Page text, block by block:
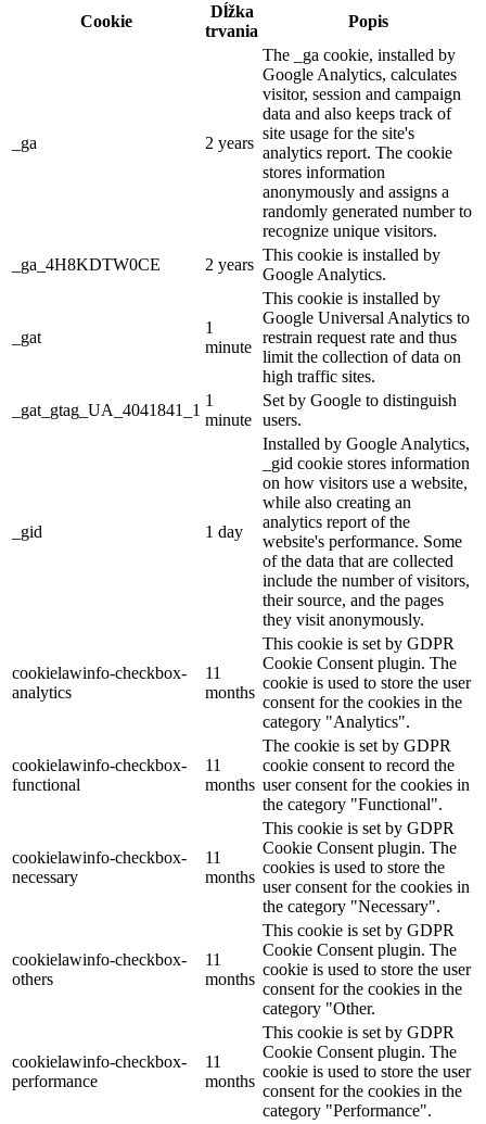
Cookie
Dĺžka
trvania
Popis
_ga 2 years
The _ga cookie, installed by
Google Analytics, calculates
visitor, session and campaign
data and also keeps track of
site usage for the site's
analytics report. The cookie
stores information
anonymously and assigns a
randomly generated number to
recognize unique visitors.
_ga_4H8KDTW0CE
2 years
This cookie is installed by
Google Analytics.
_gat
1
minute
This cookie is installed by
Google Universal Analytics to
restrain request rate and thus
limit the collection of data on
high traffic sites.
_gat_gtag_UA_4041841_1
1
minute
Set by Google to distinguish
users.
_gid 1 day
Installed by Google Analytics,
_gid cookie stores information
on how visitors use a website,
while also creating an
analytics report of the
website's performance. Some
of the data that are collected
include the number of visitors,
their source, and the pages
they visit anonymously.
cookielawinfo-checkbox-
analytics
11
months
This cookie is set by GDPR
Cookie Consent plugin. The
cookie is used to store the user
consent for the cookies in the
category "Analytics".
cookielawinfo-checkbox-
functional
11
months
The cookie is set by GDPR
cookie consent to record the
user consent for the cookies in
the category "Functional".
cookielawinfo-checkbox-
necessary
11
months
This cookie is set by GDPR
Cookie Consent plugin. The
cookies is used to store the
user consent for the cookies in
the category "Necessary".
cookielawinfo-checkbox-
others
11
months
This cookie is set by GDPR
Cookie Consent plugin. The
cookie is used to store the user
consent for the cookies in the
category "Other.
cookielawinfo-checkbox-
performance
11
months
This cookie is set by GDPR
Cookie Consent plugin. The
cookie is used to store the user
consent for the cookies in the
category "Performance".